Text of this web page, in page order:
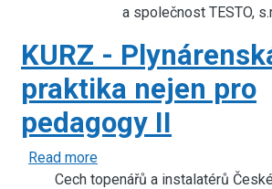
a společnost TESTO,
KURZ -
praktika nejen pro
pedagogy II
Read more
KURZ
Cech topenářů a instalatérů